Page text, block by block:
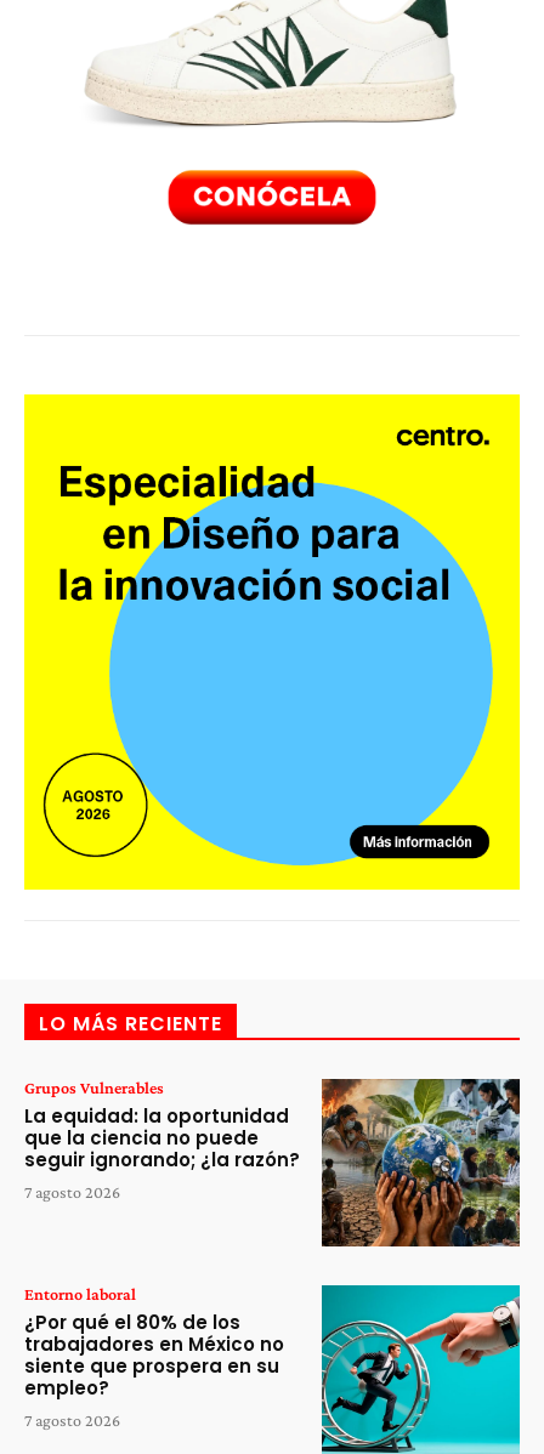
LO MÁS RECIENTE
Grupos Vulnerables
La equidad: la oportunidad
que la ciencia no puede
seguir ignorando; ¿la razón?
7 agosto 2026
Entorno laboral
¿Por qué el 80% de los
trabajadores en México no
siente que prospera en su
empleo?
7 agosto 2026